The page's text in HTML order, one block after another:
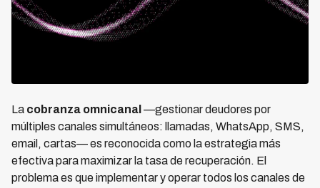
La cobranza omnicanal —gestionar deudores por
múltiples canales simultáneos: llamadas, WhatsApp, SMS,
email, cartas— es reconocida como la estrategia más
efectiva para maximizar la tasa de recuperación. El
problema es que implementar y operar todos los canales de